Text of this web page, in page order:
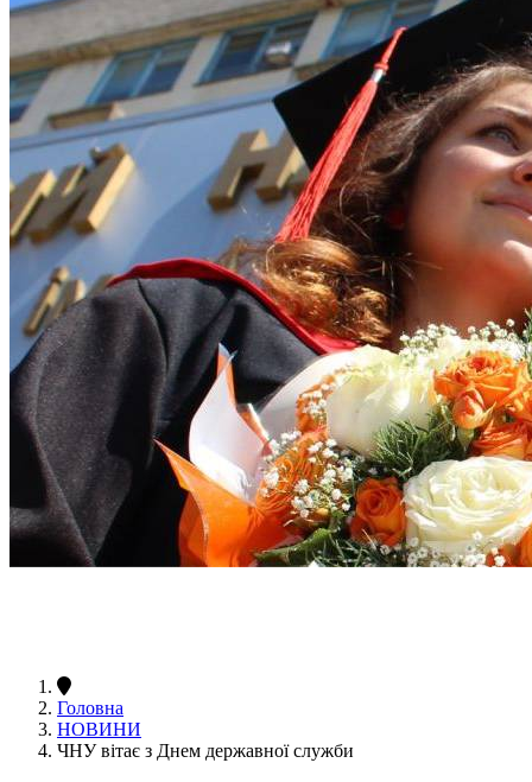
Головна
НОВИНИ
ЧНУ вітає з Днем державної служби